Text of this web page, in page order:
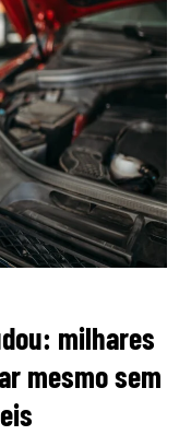
milhares
mesmo sem